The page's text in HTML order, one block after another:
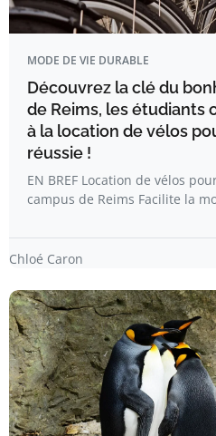
MODE DE VIE DURABLE
Découvrez la clé du
de Reims, les étudiants
à la location de vélos
réussie !
EN BREF Location de vélos
campus de Reims Facilite la
Chloé Caron